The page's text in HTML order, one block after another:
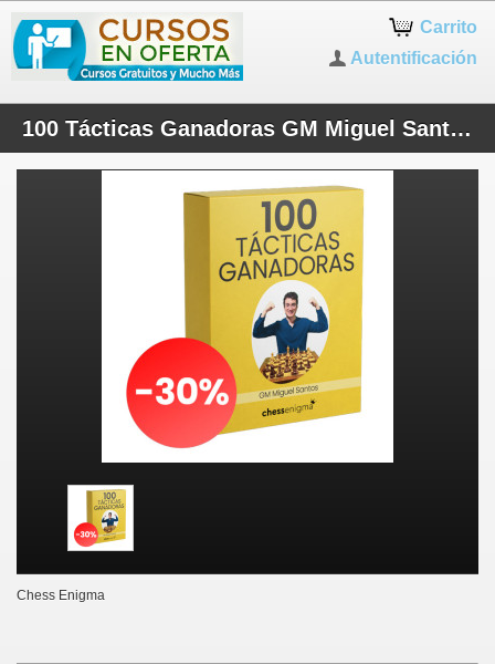
Carrito
Autentificación
100 Tácticas Ganadoras GM Miguel Santos
Chess Enigma